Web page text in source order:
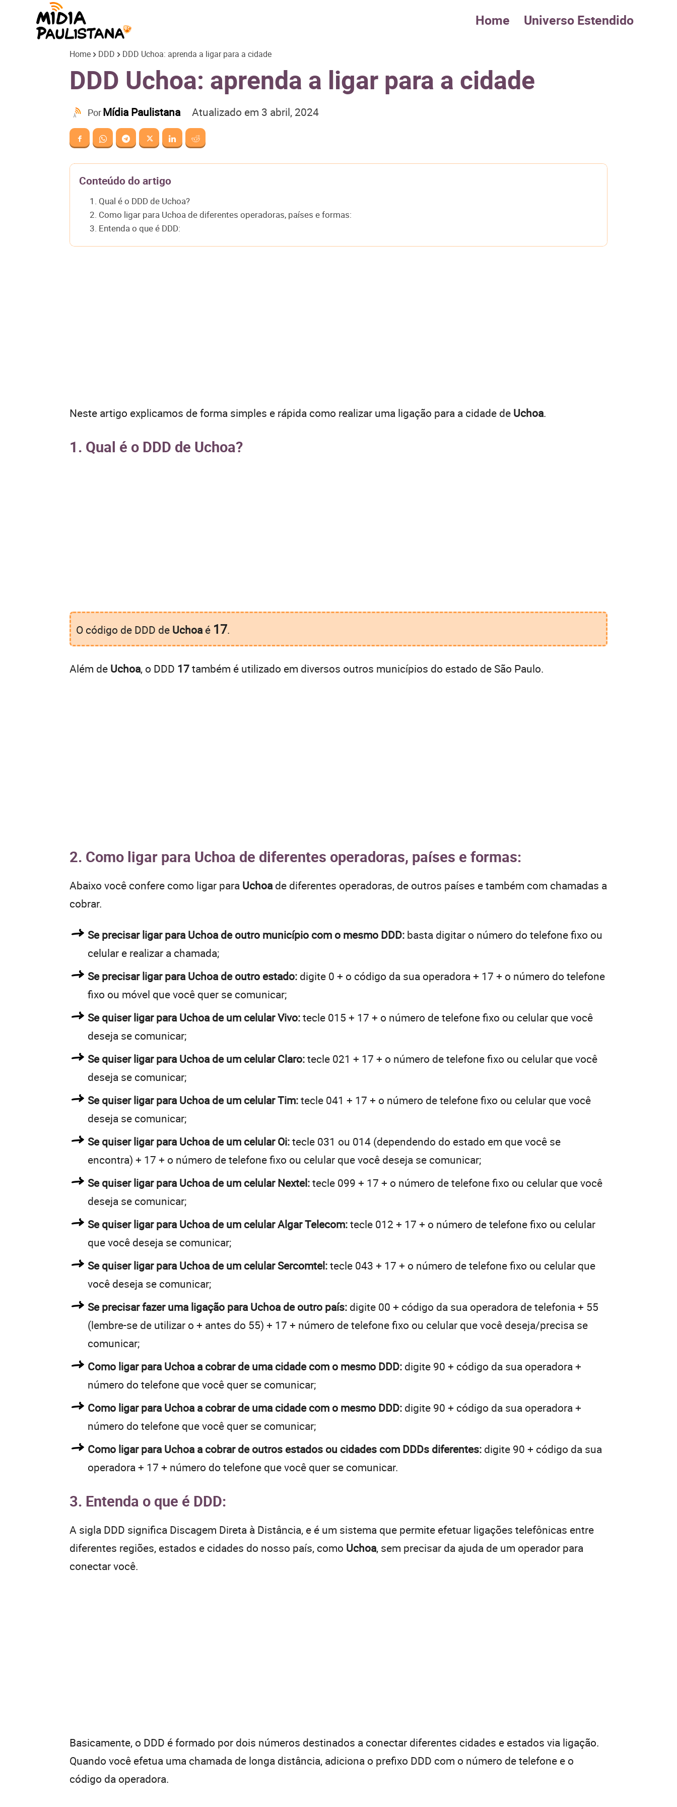
Paulistana
Home Universo Estendido
Home DDD DDD Uchoa: aprenda a ligar para a cidade
DDD Uchoa: aprenda a ligar para a cidade
PorMídia Paulistana Atualizado em 3 abril, 2024
Conteúdo do artigo
1. Qual é o DDD de Uchoa?
2. Como ligar para Uchoa de diferentes operadoras, países e formas:
3. Entenda o que é DDD:
Neste artigo explicamos de forma simples e rápida como realizar uma ligação para a cidade de Uchoa.
1. Qual é o DDD de Uchoa?
O código de DDD de Uchoaé 17.
Além de Uchoa, o DDD 17também é utilizado em diversos outros municípios do estado de São Paulo.
2. Como ligar para Uchoa de diferentes operadoras, países e formas:
Abaixo você confere como ligar para Uchoade diferentes operadoras, de outros países e também com chamadas a
cobrar.
Se precisar ligar para Uchoa de outro município com o mesmo DDD: basta digitar o número do telefone fixo ou
celular e realizar a chamada;
Se precisar ligar para Uchoa de outro estado: digite 0 + o código da sua operadora + 17 + o número do telefone
fixo ou móvel que você quer se comunicar;
Se quiser ligar para Uchoa de um celular Vivo:tecle 015 + 17 + o número de telefone fixo ou celular que você
deseja se comunicar;
Se quiser ligar para Uchoa de um celular Claro:tecle 021 + 17 + o número de telefone fixo ou celular que você
deseja se comunicar;
Se quiser ligar para Uchoa de um celular Tim:tecle 041 + 17 + o número de telefone fixo ou celular que você
deseja se comunicar;
Se quiser ligar para Uchoa de um celular Oi:tecle 031 ou 014 (dependendo do estado em que você se
encontra) + 17 + o número de telefone fixo ou celular que você deseja se comunicar;
Se quiser ligar para Uchoa de um celular Nextel:tecle 099 + 17 + o número de telefone fixo ou celular que você
deseja se comunicar;
Se quiser ligar para Uchoa de um celular Algar Telecom:tecle 012 + 17 + o número de telefone fixo ou celular
que você deseja se comunicar;
Se quiser ligar para Uchoa de um celular Sercomtel:tecle 043 + 17 + o número de telefone fixo ou celular que
você deseja se comunicar;
Se precisar fazer uma ligação para Uchoa de outro país: digite 00 + código da sua operadora de telefonia + 55
(lembre-se de utilizar o + antes do 55) + 17 + número de telefone fixo ou celular que você deseja/precisa se
comunicar;
Como ligar para Uchoa a cobrar de uma cidade com o mesmo DDD: digite 90 + código da sua operadora +
número do telefone que você quer se comunicar;
Como ligar para Uchoa a cobrar de uma cidade com o mesmo DDD: digite 90 + código da sua operadora +
número do telefone que você quer se comunicar;
Como ligar para Uchoa a cobrar de outros estados ou cidades com DDDs diferentes: digite 90 + código da sua
operadora + 17 + número do telefone que você quer se comunicar.
3. Entenda o que é DDD:
A sigla DDD significa Discagem Direta à Distância, e é um sistema que permite efetuar ligações telefônicas entre
diferentes regiões, estados e cidades do nosso país, como Uchoa, sem precisar da ajuda de um operador para
conectar você.
Basicamente, o DDD é formado por dois números destinados a conectar diferentes cidades e estados via ligação.
Quando você efetua uma chamada de longa distância, adiciona o prefixo DDD com o número de telefone e o
código da operadora.